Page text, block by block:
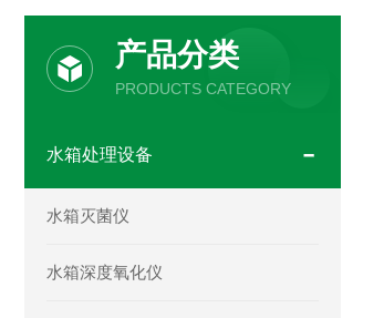
产品分类
PRODUCTS CATEGORY
水箱处理设备
水箱灭菌仪
水箱深度氧化仪